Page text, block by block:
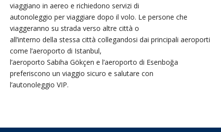
viaggiano in aereo e richiedono servizi di
autonoleggio per viaggiare dopo il volo. Le persone che
viaggeranno su strada verso altre città o
all’interno della stessa città collegandosi dai principali aeroporti
come l’aeroporto di Istanbul,
l’aeroporto Sabiha Gökçen e l’aeroporto di Esenboğa
preferiscono un viaggio sicuro e salutare con
l’autonoleggio VIP.